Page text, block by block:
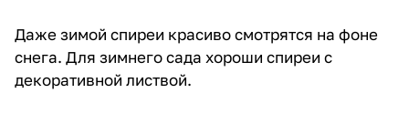
Даже зимой спиреи красиво смотрятся на фоне
снега. Для зимнего сада хороши спиреи с
декоративной листвой.